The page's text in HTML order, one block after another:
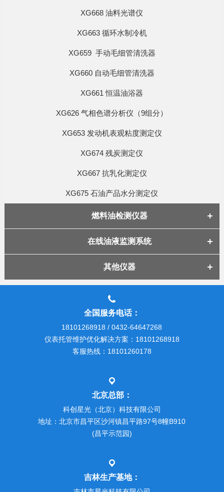
XG668 油料光谱仪
XG663 循环水制冷机
XG659 手动毛细管清洗器
XG660 自动毛细管清洗器
XG661 恒温油浴器
XG626 气相色谱分析仪（9组分）
XG653 发动机表观粘度测定仪
XG674 残炭测定仪
XG667 抗乳化测定仪
XG675 石油产品水分测定仪
燃料油检测仪器
在线油液监测系统
其他仪器
全国服务电话：
18101268918 / 0432-64647268
仪表托管维护优化解决方案：18101268918
客服热线：18101260178
北京总部：
科创星光（北京）科技有限公司
地址：北京市昌平区沙河镇昌平路97号8幢B910
(昌平示范园)
吉林生产基地：